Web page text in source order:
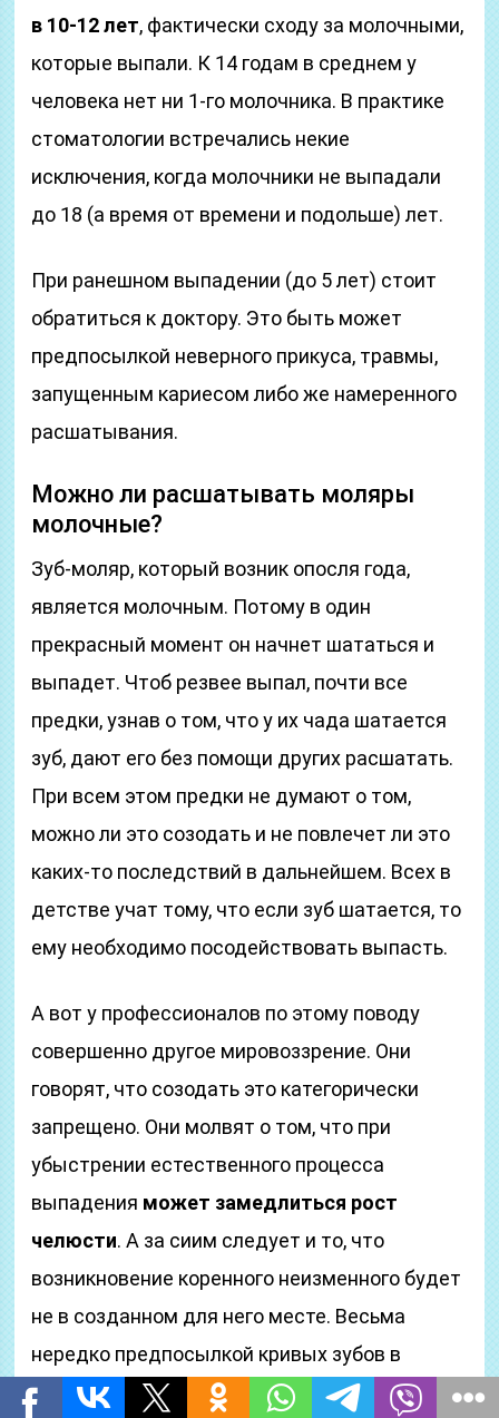
в 10-12 лет, фактически сходу за молочными,
которые выпали. К 14 годам в среднем у
человека нет ни 1-го молочника. В практике
стоматологии встречались некие
исключения, когда молочники не выпадали
до 18 (а время от времени и подольше) лет.
При ранешном выпадении (до 5 лет) стоит
обратиться к доктору. Это быть может
предпосылкой неверного прикуса, травмы,
запущенным кариесом либо же намеренного
расшатывания.
Можно ли расшатывать моляры
молочные?
Зуб-моляр, который возник опосля года,
является молочным. Потому в один
прекрасный момент он начнет шататься и
выпадет. Чтоб резвее выпал, почти все
предки, узнав о том, что у их чада шатается
зуб, дают его без помощи других расшатать.
При всем этом предки не думают о том,
можно ли это созодать и не повлечет ли это
каких-то последствий в дальнейшем. Всех в
детстве учат тому, что если зуб шатается, то
ему необходимо посодействовать выпасть.
А вот у профессионалов по этому поводу
совершенно другое мировоззрение. Они
говорят, что созодать это категорически
запрещено. Они молвят о том, что при
убыстрении естественного процесса
выпадения может замедлиться рост
челюсти. А за сиим следует и то, что
возникновение коренного неизменного будет
не в созданном для него месте. Весьма
нередко предпосылкой кривых зубов в
наиболее взрослом возрасте являются